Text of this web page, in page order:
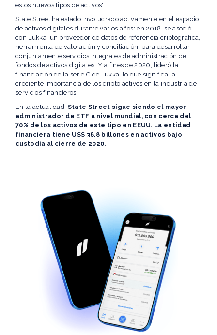
estos nuevos tipos de activos".
State Street ha estado involucrado activamente en el espacio
de activos digitales durante varios años: en 2018, se asoció
con Lukka, un proveedor de datos de referencia criptográfica,
herramienta de valoración y conciliación, para desarrollar
conjuntamente servicios integrales de administración de
fondos de activos digitales. Y a fines de 2020, lideró la
financiación de la serie C de Lukka, lo que significa la
creciente importancia de los cripto activos en la industria de
servicios financieros.
En la actualidad, State Street sigue siendo el mayor
administrador de ETF a nivel mundial, con cerca del
70% de los activos de este tipo en EEUU. La entidad
financiera tiene US$ 38,8 billones en activos bajo
custodia al cierre de 2020.